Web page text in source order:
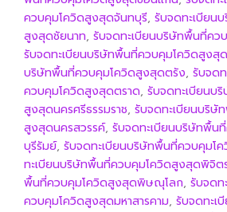
ควบคุมโควิดสูงสุดจันทบุรี, รับจดทะเบียน
สูงสุดชัยนาท, รับจดทะเบียนบริษัทพื้นที่ค
รับจดทะเบียนบริษัทพื้นที่ควบคุมโควิดสูงสุ
บริษัทพื้นที่ควบคุมโควิดสูงสุดตรัง, รับจด
ควบคุมโควิดสูงสุดตราด, รับจดทะเบียนบ
สูงสุดนครศรีธรรมราช, รับจดทะเบียนบริษั
สูงสุดนครสวรรค์, รับจดทะเบียนบริษัทพื้น
บุรีรัมย์, รับจดทะเบียนบริษัทพื้นที่ควบคุมโ
ทะเบียนบริษัทพื้นที่ควบคุมโควิดสูงสุดพิจิต
พื้นที่ควบคุมโควิดสูงสุดพิษณุโลก, รับจด
ควบคุมโควิดสูงสุดมหาสารคาม, รับจดทะ